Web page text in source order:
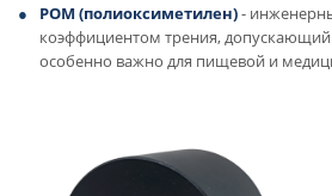
POM (полиоксиметилен)-
коэффициентом трения, допускающий
особенно важно для пищевой и